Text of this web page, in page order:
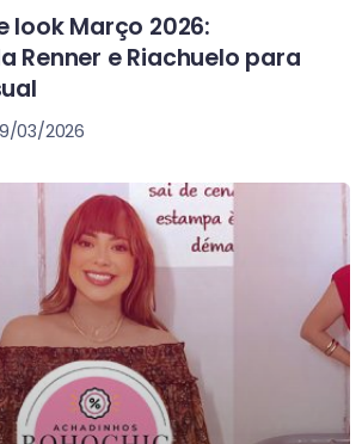
look Março 2026:
Renner e Riachuelo para
03/2026